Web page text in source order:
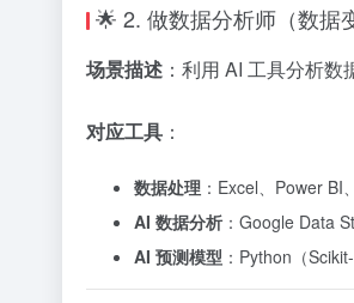
🌟 2. 做数据分析师（数据
场景描述 ：利用 AI 工具分析
对应工具 ：
数据处理 ：Excel、Power BI
AI 数据分析 ：Google Data
AI 预测模型 ：Python（